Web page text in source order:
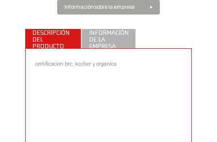
Información sobre la empresa
DESCRIPCIÓN
DEL
PRODUCTO
certificacion brc, kosher y organica
INFORMACIÓN
DE LA
EMPRESA